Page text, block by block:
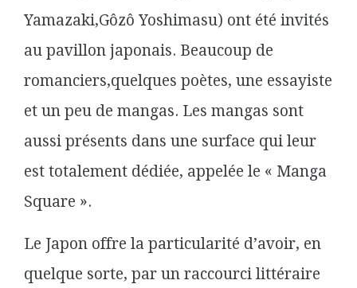
Yamazaki,Gôzô Yoshimasu) ont été invités
au pavillon japonais. Beaucoup de
romanciers,quelques poètes, une essayiste
et un peu de mangas. Les mangas sont
aussi présents dans une surface qui leur
est totalement dédiée, appelée le « Manga
Square ».
Le Japon offre la particularité d’avoir, en
quelque sorte, par un raccourci littéraire